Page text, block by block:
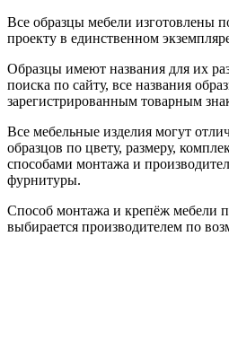
Все образцы мебели изготовлены
проекту в единственном
Образцы имеют названия для их
поиска по сайту, все названия
зарегистрированным товарным
Все мебельные изделия могут
образцов по цвету, размеру,
способами монтажа и
фурнитуры.
Способ монтажа и крепёж мебели
выбирается производителем по